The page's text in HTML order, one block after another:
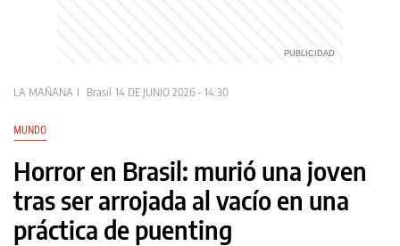
LA MAÑANA Brasil 14 DE JUNIO 2026 - 14:30
MUNDO
Horror en Brasil: murió una joven
tras ser arrojada al vacío en una
práctica de puenting